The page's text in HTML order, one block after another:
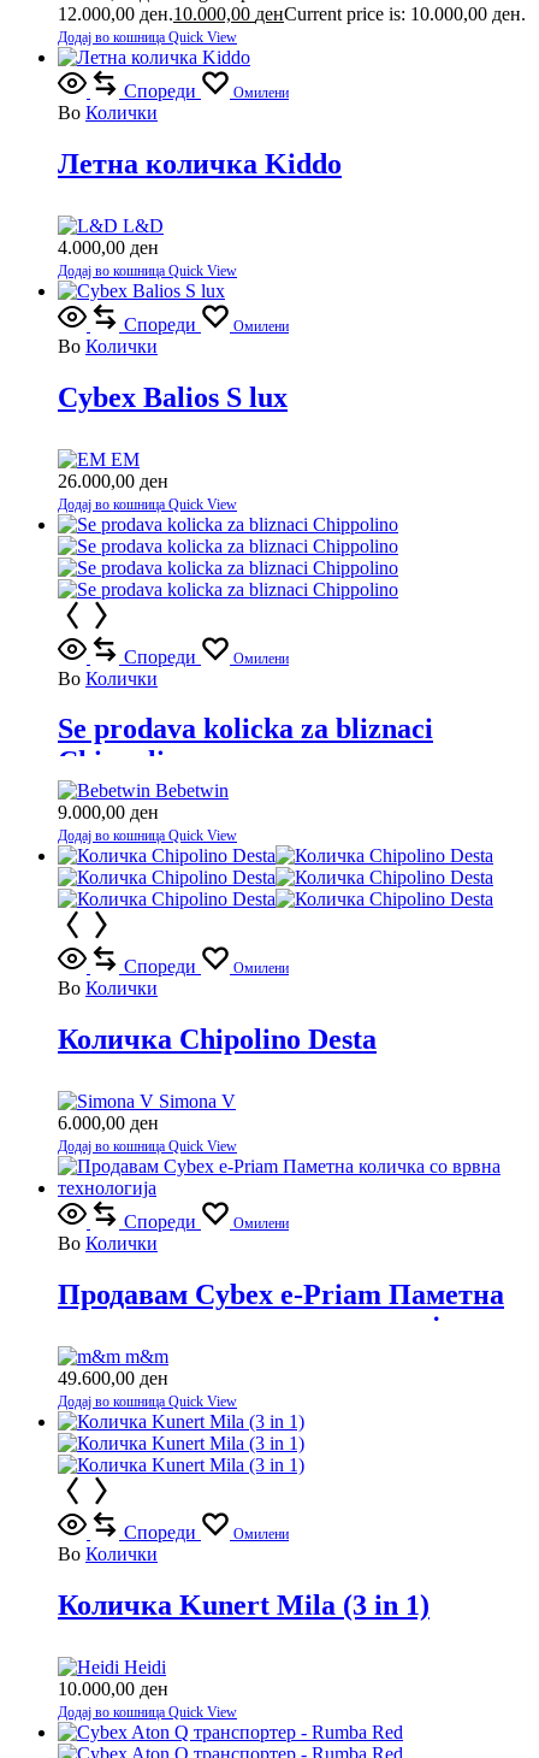
12.000,00 ден.10.000,00 денCurrent price is: 10.000,00 ден.
Додај во кошница Quick View
Спореди Омилени
Во Колички
Летна количка Kiddo
L&D
4.000,00 ден
Додај во кошница Quick View
Спореди Омилени
Во Колички
Cybex Balios S lux
EM
26.000,00 ден
Додај во кошница Quick View
Спореди Омилени
Во Колички
Se prodava kolicka za bliznaci
Chippolino
Bebetwin
9.000,00 ден
Додај во кошница Quick View
Спореди Омилени
Во Колички
Количка Chipolino Desta
Simona V
6.000,00 ден
Додај во кошница Quick View
Спореди Омилени
Во Колички
Продавам Cybex e-Priam Паметна
количка со врвна технологија
m&m
49.600,00 ден
Додај во кошница Quick View
Спореди Омилени
Во Колички
Количка Kunert Mila (3 in 1)
Heidi
10.000,00 ден
Додај во кошница Quick View